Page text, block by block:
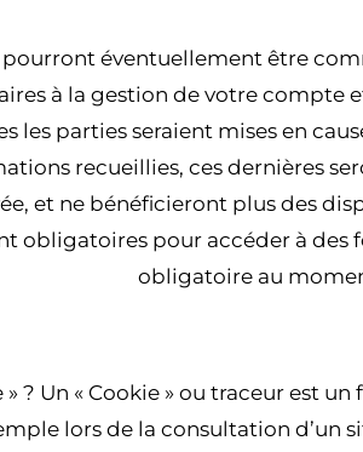
éventuellement être
à la gestion de votre compte
les parties seraient mises en
recueillies, ces dernières
et ne bénéficieront plus des
obligatoires pour accéder à des
obligatoire au
» ? Un « Cookie » ou traceur
lors de la consultation d’un